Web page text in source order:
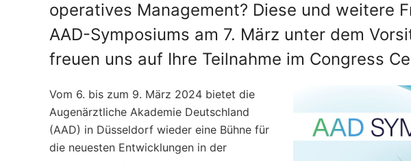
operatives Management? Diese und weitere
AAD-Symposiums am 7. März unter dem
freuen uns auf Ihre Teilnahme im Congress
Vom 6. bis zum 9. März 2024 bietet die
Augenärztliche Akademie Deutschland
(AAD) in Düsseldorf wieder eine Bühne für
die neuesten Entwicklungen in der